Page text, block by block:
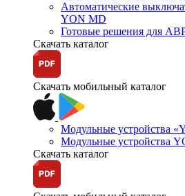
Автоматические
YON MD
Готовые решения для
Скачать каталог
Скачать мобильный каталог
Модульные устройства
Модульные устройства
Скачать каталог